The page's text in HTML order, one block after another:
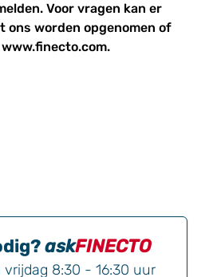
Voor vragen kan er
ons worden opgenomen of
askFINECTO
8:30 - 16:30 uur